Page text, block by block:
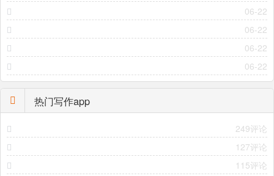
06-22
06-22
06-22
06-22
热门写作app
249评论
127评论
115评论